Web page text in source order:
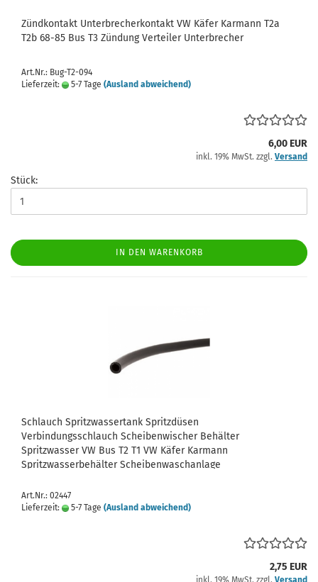
Zündkontakt Unterbrecherkontakt VW Käfer Karmann T2a
T2b 68-85 Bus T3 Zündung Verteiler Unterbrecher
Art.Nr.: Bug-T2-094
Lieferzeit:
5-7 Tage (Ausland abweichend)
6,00 EUR
inkl. 19% MwSt. zzgl. Versand
Stück:
IN DEN WARENKORB
Schlauch Spritzwassertank Spritzdüsen
Verbindungsschlauch Scheibenwischer Behälter
Spritzwasser VW Bus T2 T1 VW Käfer Karmann
Spritzwasserbehälter Scheibenwaschanlage
Art.Nr.: 02447
Lieferzeit:
5-7 Tage (Ausland abweichend)
2,75 EUR
inkl. 19% MwSt. zzgl. Versand